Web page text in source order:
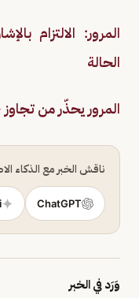
المرور: الالتزام
الحالة
المرور يحذّر من
ناقش الخبر مع الذكاء
ChatGPT
وَرَد في الخبر